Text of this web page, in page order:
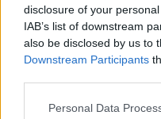
disclosure of your
IAB’s list of downstream
also be disclosed by us to
Downstream Participants
Personal Data
O Alentejo foi selecionado
categoria «Sustainable Food
5 Agosto, 2026 - 17:30